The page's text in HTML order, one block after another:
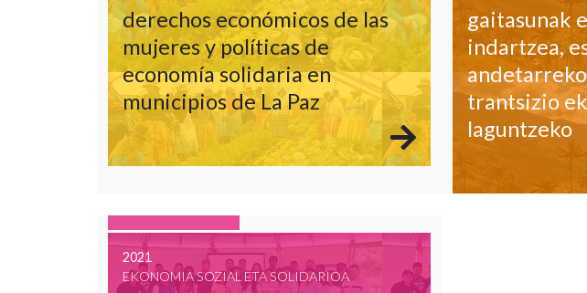
derechos económicos de las
mujeres y políticas de
economía solidaria en
municipios de La Paz
gaitasunak
indartzea,
trantsizio
laguntzeko
2021
EKONOMIA SOZIAL ETA SOLIDARIOA